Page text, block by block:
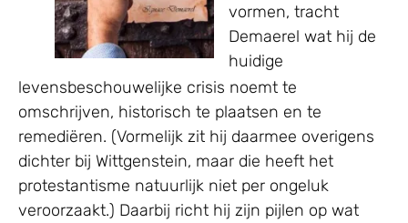
vormen, tracht
Demaerel wat hij de
huidige
levensbeschouwelijke crisis noemt te
omschrijven, historisch te plaatsen en te
remediëren. (Vormelijk zit hij daarmee overigens
dichter bij Wittgenstein, maar die heeft het
protestantisme natuurlijk niet per ongeluk
veroorzaakt.) Daarbij richt hij zijn pijlen op wat